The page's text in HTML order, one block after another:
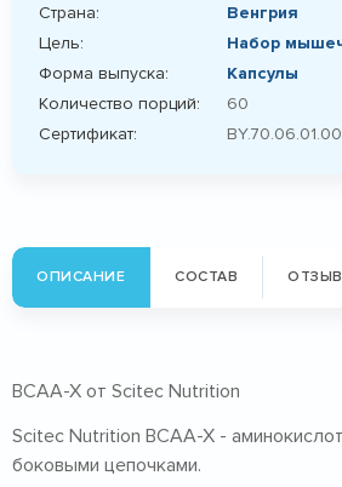
Страна:
Венгрия
Цель:
Набор
Форма выпуска:
Капсулы
Количество порций:
60
Сертификат:
ОПИСАНИЕ СОСТАВ
BCAA-X от Scitec Nutrition
Scitec Nutrition BCAA-X -
боковыми цепочками.